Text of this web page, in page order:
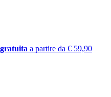
a partire da € 59,90